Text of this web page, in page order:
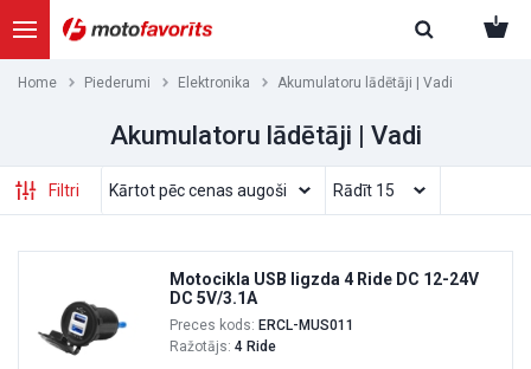
Home Piederumi Elektronika Akumulatoru lādētāji | Vadi
Akumulatoru lādētāji | Vadi
Filtri
Motocikla USB ligzda 4 Ride DC 12-24V
DC 5V/3.1A
Preces kods: ERCL-MUS011
Ražotājs: 4 Ride